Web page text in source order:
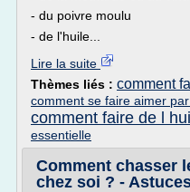
- du poivre moulu
- de l'huile...
Lire la suite
Thèmes liés : comment
comment se faire aimer
comment faire de l
essentielle
Comment chasser
chez soi ? -